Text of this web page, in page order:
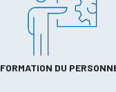
FORMATION DU